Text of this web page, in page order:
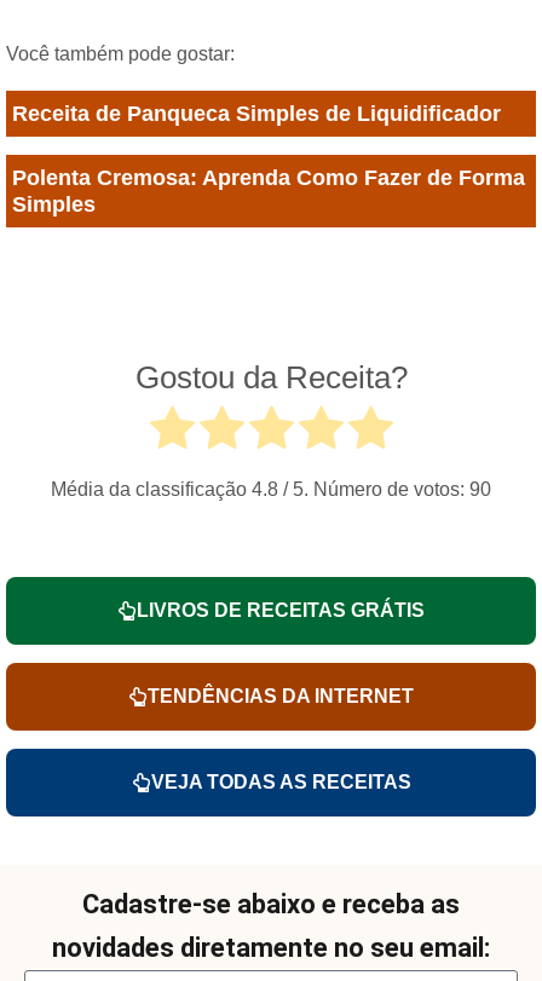
Você também pode gostar:
Receita de Panqueca Simples de Liquidificador
Polenta Cremosa: Aprenda Como Fazer de Forma
Simples
Gostou da Receita?
Média da classificação 4.8 / 5. Número de votos: 90
LIVROS DE RECEITAS GRÁTIS
TENDÊNCIAS DA INTERNET
VEJA TODAS AS RECEITAS
Cadastre-se abaixo e receba as
novidades diretamente no seu email: